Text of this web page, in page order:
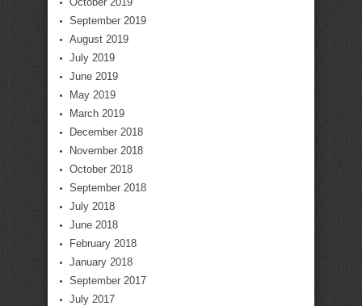
September 2019
August 2019
July 2019
June 2019
May 2019
March 2019
December 2018
November 2018
October 2018
September 2018
July 2018
June 2018
February 2018
January 2018
September 2017
July 2017